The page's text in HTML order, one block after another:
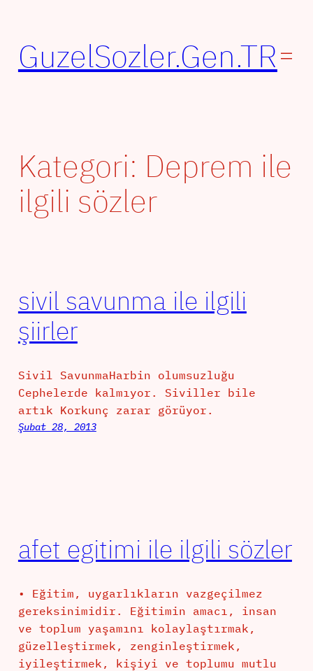
GuzelSozler.Gen.TR
Kategori: Deprem ile
ilgili sözler
sivil savunma ile ilgili
şiirler
Sivil SavunmaHarbin olumsuzluğu
Cephelerde kalmıyor. Siviller bile
artık Korkunç zarar görüyor.
Şubat 28, 2013
afet egitimi ile ilgili sözler
• Eğitim, uygarlıkların vazgeçilmez
gereksinimidir. Eğitimin amacı, insan
ve toplum yaşamını kolaylaştırmak,
güzelleştirmek, zenginleştirmek,
iyileştirmek, kişiyi ve toplumu mutlu